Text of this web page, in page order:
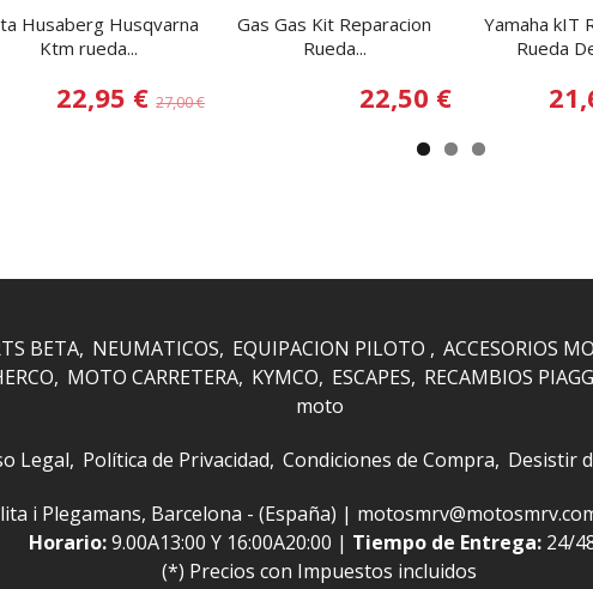
Husaberg Husqvarna
Ktm rueda...
22,95 €27,00 €
Gas Gas Kit Reparacion
Rueda...
22,50 €
Yamaha kIT
Rueda
BETA NEUMATICOS EQUIPACION PILOTO ACCESORIOS
MOTO CARRETERA KYMCO ESCAPES RECAMBIOS
moto
Legal Política de Privacidad Condiciones de Compra Desistir
i Plegamans, Barcelona - (España) |
Horario:9.00A13:00 Y 16:00A20:00 | Tiempo de Entrega: 24/
(*) Precios con Impuestos incluidos